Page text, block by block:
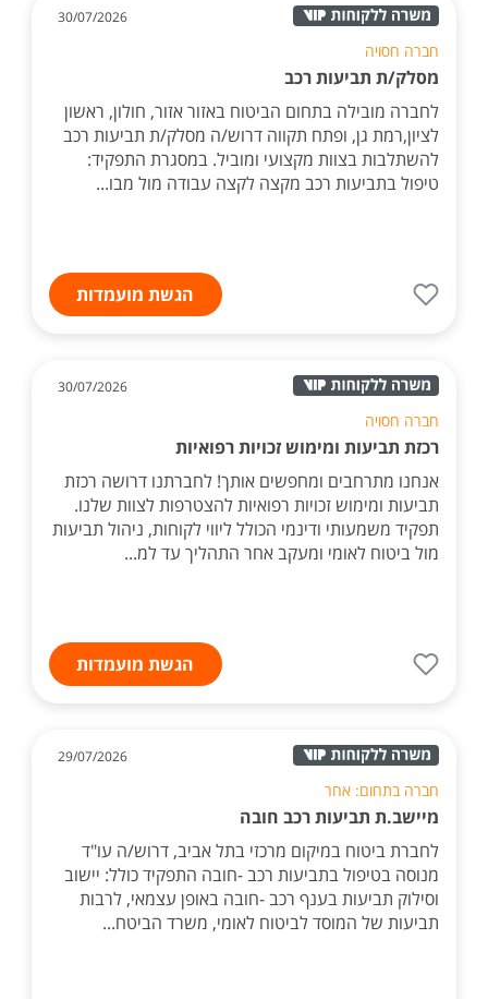
30/07/2026
חברה חסויה
מסלק/ת תביעות רכב
לחברה מובילה בתחום הביטוח באזור אזור, חולון, ראשון
לציון,רמת גן, ופתח תקווה דרוש/ה מסלק/ת תביעות רכב
להשתלבות בצוות מקצועי ומוביל. במסגרת התפקיד:
טיפול בתביעות רכב מקצה לקצה עבודה מול מבו...
הגשת מועמדות
30/07/2026
חברה חסויה
רכזת תביעות ומימוש זכויות רפואיות
אנחנו מתרחבים ומחפשים אותך! לחברתנו דרושה רכזת
תביעות ומימוש זכויות רפואיות להצטרפות לצוות שלנו.
תפקיד משמעותי ודינמי הכולל ליווי לקוחות, ניהול תביעות
מול ביטוח לאומי ומעקב אחר התהליך עד למ...
הגשת מועמדות
29/07/2026
חברה בתחום: אחר
מיישב.ת תביעות רכב חובה
לחברת ביטוח במיקום מרכזי בתל אביב, דרוש/ה עו"ד
מנוסה בטיפול בתביעות רכב -חובה התפקיד כולל: יישוב
וסילוק תביעות בענף רכב -חובה באופן עצמאי, לרבות
תביעות של המוסד לביטוח לאומי, משרד הביטח...